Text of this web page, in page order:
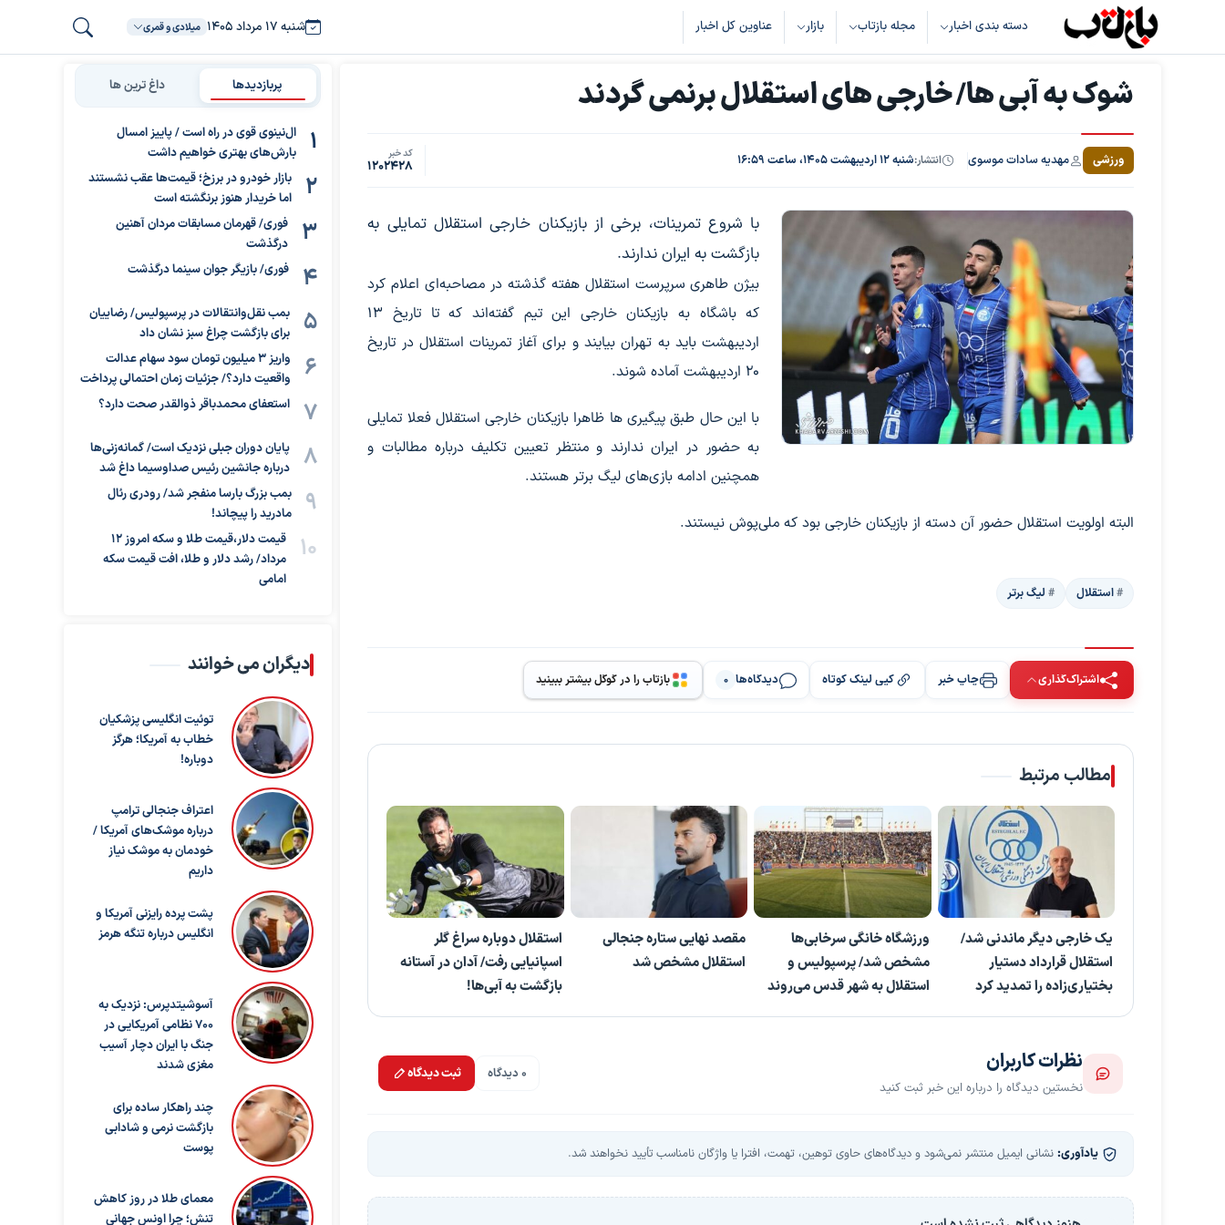
دسته بندی اخبار مجله بازتاب بازار عناوین کل اخبار شنبه ۱۷ مرداد ۱۴۰۵ میلادی و قمری
شوک به آبی ها/ خارجی های استقلال برنمی گردند
ورزشی مهدیه سادات موسوی انتشار:شنبه ۱۲ اردیبهشت ۱۴۰۵، ساعت ۱۶:۵۹ کد خبر
1202428
با شروع تمرینات، برخی از بازیکنان خارجی استقلال تمایلی به
بازگشت به ایران ندارند.
بیژن طاهری سرپرست استقلال هفته گذشته در مصاحبه‌ای اعلام کرد
که باشگاه به بازیکنان خارجی این تیم گفته‌اند که تا تاریخ ۱۳
اردیبهشت باید به تهران بیایند و برای آغاز تمرینات استقلال در تاریخ
۲۰ اردیبهشت آماده شوند.
با این حال طبق پیگیری ها ظاهرا بازیکنان خارجی استقلال فعلا تمایلی
به حضور در ایران ندارند و منتظر تعیین تکلیف درباره مطالبات و
همچنین ادامه بازی‌های لیگ برتر هستند.
البته اولویت استقلال حضور آن دسته از بازیکنان خارجی بود که ملی‌پوش نیستند.
استقلال لیگ برتر
اشتراک‌گذاری چاپ خبر کپی لینک کوتاه دیدگاه‌ها 0 بازتاب را در گوگل بیشتر ببینید
مطالب مرتبط
یک خارجی دیگر ماندنی شد/
استقلال قرارداد دستیار
بختیاری‌زاده را تمدید کرد
ورزشگاه خانگی سرخابی‌ها
مشخص شد/ پرسپولیس و
استقلال به شهر قدس می‌روند
مقصد نهایی ستاره جنجالی
استقلال مشخص شد
استقلال دوباره سراغ گلر
اسپانیایی رفت/ آدان در آستانه
بازگشت به آبی‌ها!
نظرات کاربران
نخستین دیدگاه را درباره این خبر ثبت کنید
0 دیدگاه ثبت دیدگاه
یادآوری: نشانی ایمیل منتشر نمی‌شود و دیدگاه‌های حاوی توهین، تهمت، افترا یا واژگان نامناسب تأیید نخواهند شد.
پربازدیدها داغ ترین ها
ال‌نینوی قوی در راه است / پاییز امسال
بارش‌های بهتری خواهیم داشت
بازار خودرو در برزخ؛ قیمت‌ها عقب نشستند
اما خریدار هنوز برنگشته است
فوری/ قهرمان مسابقات مردان آهنین
درگذشت
فوری/ بازیگر جوان سینما درگذشت
بمب نقل‌وانتقالات در پرسپولیس/ رضاییان
برای بازگشت چراغ سبز نشان داد
واریز ۳ میلیون تومان سود سهام عدالت
واقعیت دارد؟/ جزئیات زمان احتمالی پرداخت
استعفای محمدباقر ذوالقدر صحت دارد؟
پایان دوران جبلی نزدیک است/ گمانه‌زنی‌ها
درباره جانشین رئیس صداوسیما داغ شد
بمب بزرگ بارسا منفجر شد/ رودری رئال
مادرید را پیچاند!
قیمت دلار،قیمت طلا و سکه امروز ۱۲
مرداد/ رشد دلار و طلا، افت قیمت سکه
امامی
دیگران می خوانند
توئیت انگلیسی پزشکیان
خطاب به آمریکا؛ هرگز
دوباره!
اعتراف جنجالی ترامپ
درباره موشک‌های آمریکا /
خودمان به موشک نیاز
داریم
پشت پرده رایزنی آمریکا و
انگلیس درباره تنگه هرمز
آسوشیتدپرس: نزدیک به
۷۰۰ نظامی آمریکایی در
جنگ با ایران دچار آسیب
مغزی شدند
چند راهکار ساده برای
بازگشت نرمی و شادابی
پوست
معمای طلا در روز کاهش
تنش؛ چرا اونس جهانی